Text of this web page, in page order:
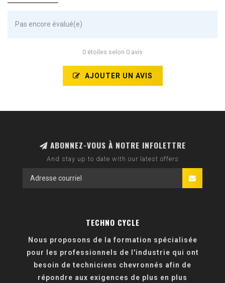
Pas encore évalué(e)
0 étoiles selon 0 avis
AJOUTER UN AVIS
ABONNEZ-VOUS À NOTRE INFOLETTRE
And stay up to date with our latest offers
TECHNO CYCLE
Nous proposons de la formation spécialisée
pour les professionnels de l'industrie qui ont
besoin de techniciens chevronnés afin de
répondre aux exigences de plus en plus